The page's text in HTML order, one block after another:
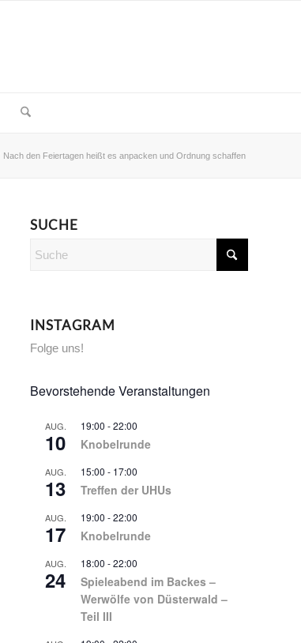
Nach den Feiertagen heißt es anpacken und Ordnung schaffen
SUCHE
INSTAGRAM
Folge uns!
Bevorstehende Veranstaltungen
AUG.
10
19:00 -22:00
Knobelrunde
AUG.
13
15:00 - 17:00
Treffen der UHUs
AUG.
17
19:00 -22:00
Knobelrunde
AUG.
24
18:00 -22:00
Spieleabend im Backes –
Werwölfe von Düsterwald –
Teil III